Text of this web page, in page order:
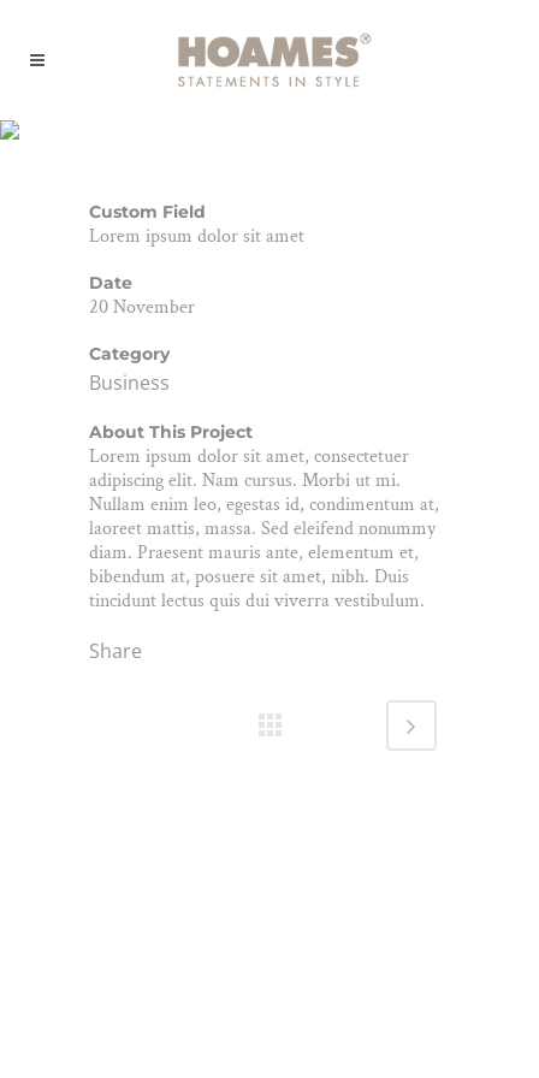
Custom Field
Lorem ipsum dolor sit amet
Date
20 November
Category
Business
About This Project
Lorem ipsum dolor sit amet, consectetuer
adipiscing elit. Nam cursus. Morbi ut mi.
Nullam enim leo, egestas id, condimentum at,
laoreet mattis, massa. Sed eleifend nonummy
diam. Praesent mauris ante, elementum et,
bibendum at, posuere sit amet, nibh. Duis
tincidunt lectus quis dui viverra vestibulum.
Share